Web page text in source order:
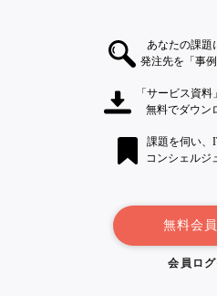
あなたの課題
発注先を「事
「サービス資
無料でダウン
課題を伺い、
コンシェルジ
無料会
会員ロ